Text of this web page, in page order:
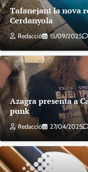
Tafanejant la nova
Cerdanyola
Redacció 15/09/2025
Azagra presenta a
punk
Redacció 27/04/2025